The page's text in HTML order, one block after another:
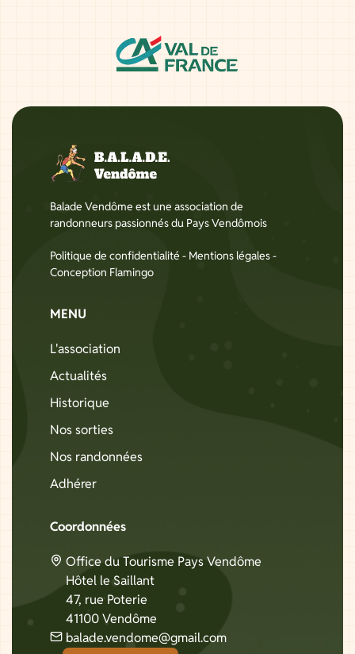
Balade Vendôme est une association de
randonneurs passionnés du Pays Vendômois
Politique de confidentialité - Mentions légales-
Conception Flamingo
MENU
L'association
Actualités
Historique
Nos sorties
Nos randonnées
Adhérer
Coordonnées
Office du Tourisme Pays Vendôme
Hôtel le Saillant
47, rue Poterie
41100 Vendôme
balade.vendome@gmail.com